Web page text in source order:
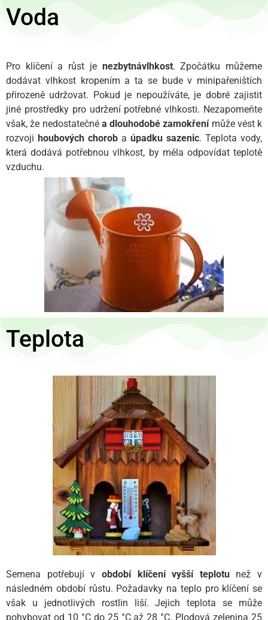
Voda
Pro klíčení a růst je nezbytnávlhkost. Zpočátku můžeme
dodávat vlhkost kropením a ta se bude v minipařeništích
přirozeně udržovat. Pokud je nepoužíváte, je dobré zajistit
jiné prostředky pro udržení potřebné vlhkosti. Nezapomeňte
však, že nedostatečné a dlouhodobé zamokřenímůže vést k
rozvoji houbových chorob a úpadku sazenic. Teplota vody,
která dodává potřebnou vlhkost, by měla odpovídat teplotě
vzduchu.
Teplota
Semena potřebují v období klíčení vyšší teplotunež v
následném období růstu. Požadavky na teplo pro klíčení se
však u jednotlivých rostlin liší. Jejich teplota se může
pohybovat od 10 °C do 25 °C až 28 °C. Plodová zelenina 25